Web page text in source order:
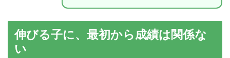
伸びる子に、最初から成績は関係な
い